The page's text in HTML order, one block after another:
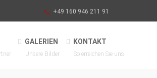
+49 160 946 211 91
GALERIEN
Unsere Bilder
KONTAKT
So erreichen Sie uns